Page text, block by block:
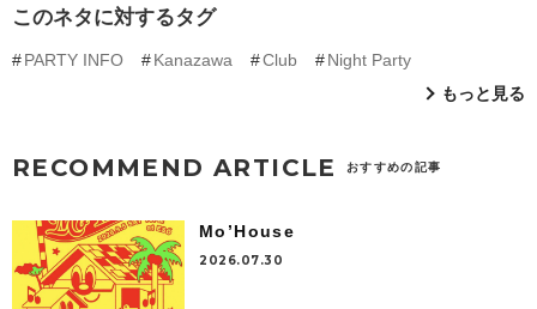
このネタに対するタグ
PARTY INFO Kanazawa Club
Night Party
もっと見る
RECOMMEND ARTICLE おすすめの記事
Mo’House
2026.07.30